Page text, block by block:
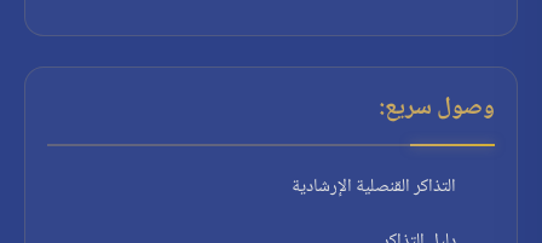
وصول سريع:
التذاكر القنصلية الإرشادية